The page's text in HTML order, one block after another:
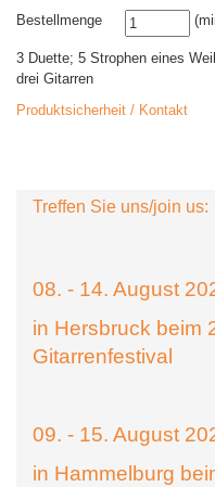
Bestellmenge
3 Duette; 5 Strophen eines
drei Gitarren
Produktsicherheit / Kontakt
Treffen Sie uns/join us:
08. - 14. August
in Hersbruck beim
Gitarrenfestival
09. - 15. August
in Hammelburg